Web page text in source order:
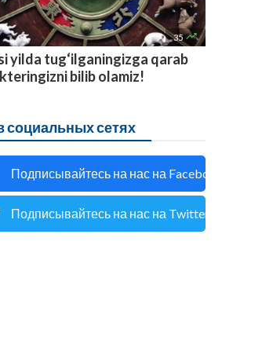
35 
yilda tug‘ilganingizga qarab
bilib olamiz!
социальных сетях
Подписывайтесь на нас на Facebook
Подписывайтесь на нас на Twitter